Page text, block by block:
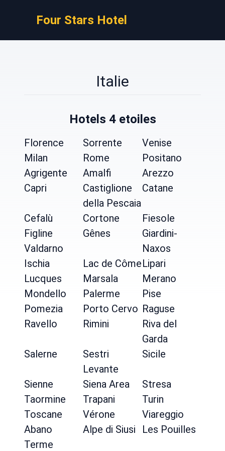
Four Stars Hotel
Italie
Hotels 4 etoiles
Florence Sorrente
Venise
Milan
Rome
Positano
Agrigente
Amalfi
Arezzo
Capri
Castiglione
della Pescaia
Catane
Cefalù Cortone
Fiesole
Figline
Valdarno
Gênes
Giardini-
Naxos
Ischia
Lac de CômeLipari
Lucques
Marsala
Merano
Mondello
Palerme
Pise
Pomezia
Porto Cervo Raguse
Ravello
Rimini
Riva del
Garda
Salerne
Sestri
Levante
Sicile
Sienne Siena Area
Stresa
Taormine
Trapani
Turin
Toscane
Vérone
Viareggio
Abano
Terme
Alpe di Siusi Les Pouilles